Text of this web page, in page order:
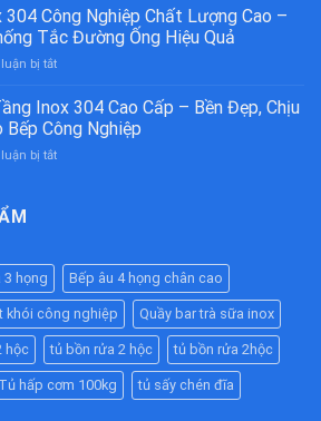
Inox
304
Cao
Cấp
Bền
Bỉ
Cho
Nhà
Hâm
Nóng
Thức
Ăn
Nghiệp
Inox
304
Cao
Quả
Cho
Nhà
Hàng,
Bếp
Ăn
Công
304 Công Nghiệp Chất Lượng Cao –
Tắc Đường Ống Hiệu Quả
bị tắtở
Mỡ
Inox
304
Công
Giải
Pháp
Chống
Tắc
Đường
Ống
Hiệu
Quả
Inox 304 Cao Cấp – Bền Đẹp, Chịu
Công Nghiệp
bị tắtở
304
Cao
Cấp
–
Bền
Đẹp,
Chịu
Lực
3 họng Bếp âu 4 họng chân cao
khói công nghiệp Quầy bar trà sữa inox
hộc tủ bồn rửa 2 hộc tủ bồn rửa 2hộc
Tủ hấp cơm 100kg tủ sấy chén đĩa